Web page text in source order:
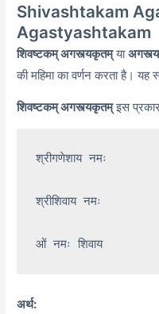
Shivashtakam
Agastyashtakam
शिवष्टकम् अगस्त्यकृतम्या
की महिमा का वर्णन करता है। यह
शिवष्टकम् अगस्त्यकृतम्इस
श्रीगणेशाय नमः
श्रीशिवाय नमः
ओं नमः शिवाय
अर्थ: